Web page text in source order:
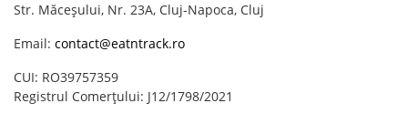
Str. Măceșului, Nr. 23A, Cluj-Napoca, Cluj
Email: contact@eatntrack.ro
CUI: RO39757359
Registrul Comerțului: J12/1798/2021